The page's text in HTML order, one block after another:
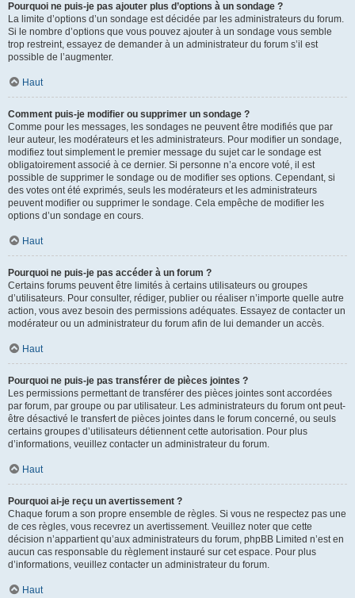
Pourquoi ne puis-je pas ajouter plus d’options à un sondage ?
La limite d’options d’un sondage est décidée par les administrateurs du forum.
Si le nombre d’options que vous pouvez ajouter à un sondage vous semble
trop restreint, essayez de demander à un administrateur du forum s’il est
possible de l’augmenter.
Haut
Comment puis-je modifier ou supprimer un sondage ?
Comme pour les messages, les sondages ne peuvent être modifiés que par
leur auteur, les modérateurs et les administrateurs. Pour modifier un sondage,
modifiez tout simplement le premier message du sujet car le sondage est
obligatoirement associé à ce dernier. Si personne n’a encore voté, il est
possible de supprimer le sondage ou de modifier ses options. Cependant, si
des votes ont été exprimés, seuls les modérateurs et les administrateurs
peuvent modifier ou supprimer le sondage. Cela empêche de modifier les
options d’un sondage en cours.
Haut
Pourquoi ne puis-je pas accéder à un forum ?
Certains forums peuvent être limités à certains utilisateurs ou groupes
d’utilisateurs. Pour consulter, rédiger, publier ou réaliser n’importe quelle autre
action, vous avez besoin des permissions adéquates. Essayez de contacter un
modérateur ou un administrateur du forum afin de lui demander un accès.
Haut
Pourquoi ne puis-je pas transférer de pièces jointes ?
Les permissions permettant de transférer des pièces jointes sont accordées
par forum, par groupe ou par utilisateur. Les administrateurs du forum ont peut-
être désactivé le transfert de pièces jointes dans le forum concerné, ou seuls
certains groupes d’utilisateurs détiennent cette autorisation. Pour plus
d’informations, veuillez contacter un administrateur du forum.
Haut
Pourquoi ai-je reçu un avertissement ?
Chaque forum a son propre ensemble de règles. Si vous ne respectez pas une
de ces règles, vous recevrez un avertissement. Veuillez noter que cette
décision n’appartient qu’aux administrateurs du forum, phpBB Limited n’est en
aucun cas responsable du règlement instauré sur cet espace. Pour plus
d’informations, veuillez contacter un administrateur du forum.
Haut